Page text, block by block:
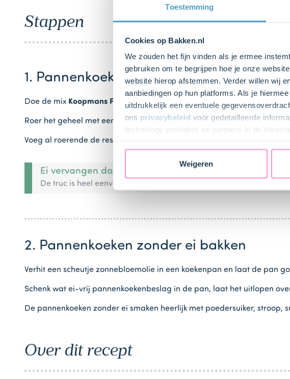
Toestemming
Cookies op Bakken.nl
We zouden het fijn vinden als je ermee
gebruiken om te begrijpen hoe je onze
website hierop afstemmen. Verder willen wij
aanbiedingen op hun platforms. Als je
uitdrukkelijk een eventuele
ons privacybeleid voor gedetailleerde
technology providers en partners in de
Weigeren
Stappen
1. Pannenkoekenbeslag zonder ei maken
Doe de mix Koopmans Pannenkoeken Volkoren (1 pak) in een
Roer het geheel met een garde of een mixer tot een glad
Voeg al roerende de rest van de
Ei vervangen door koffiemelk
De truc is heel eenvoudig. Vervang 1 ei door 25 ml koffiemelk.
2. Pannenkoeken zonder ei bakken
Verhit een scheutje zonnebloemolie in een koekenpan en laat de pan
Schenk wat ei-vrij pannenkoekenbeslag in de pan, laat het uitlopen
De pannenkoeken zonder ei smaken heerlijk met poedersuiker, stroop,
Over dit recept